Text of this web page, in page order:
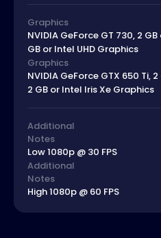
Graphics
NVIDIA GeForce GT 730, 2
GB or Intel UHD Graphics
Graphics
NVIDIA GeForce GTX 650 Ti,
2 GB or Intel Iris Xe Graphics
Additional
Notes
Low 1080p @ 30 FPS
Additional
Notes
High 1080p @ 60 FPS